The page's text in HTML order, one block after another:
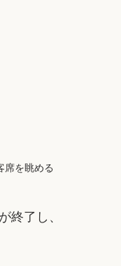
席を眺める
終了し、